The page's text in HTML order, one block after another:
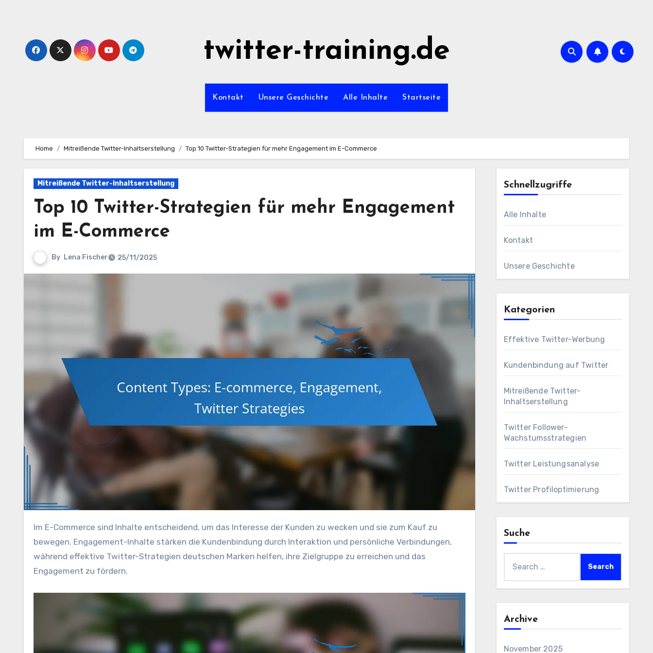
twitter-training.de
Kontakt Unsere Geschichte Alle Inhalte Startseite
Home Mitreißende Twitter-Inhaltserstellung Top 10 Twitter-Strategien für mehr Engagement im E-Commerce
Mitreißende Twitter-Inhaltserstellung
Top 10 Twitter-Strategien für mehr Engagement
im E-Commerce
By Lena Fischer 25/11/2025
Im E-Commerce sind Inhalte entscheidend, um das Interesse der Kunden zu wecken und sie zum Kauf zu
bewegen. Engagement-Inhalte stärken die Kundenbindung durch Interaktion und persönliche Verbindungen,
während effektive Twitter-Strategien deutschen Marken helfen, ihre Zielgruppe zu erreichen und das
Engagement zu fördern.
Schnellzugriffe
Alle Inhalte
Kontakt
Unsere Geschichte
Kategorien
Effektive Twitter-Werbung
Kundenbindung auf Twitter
Mitreißende Twitter-
Inhaltserstellung
Twitter Follower-
Wachstumsstrategien
Twitter Leistungsanalyse
Twitter Profiloptimierung
Suche
for:
Archive
November 2025